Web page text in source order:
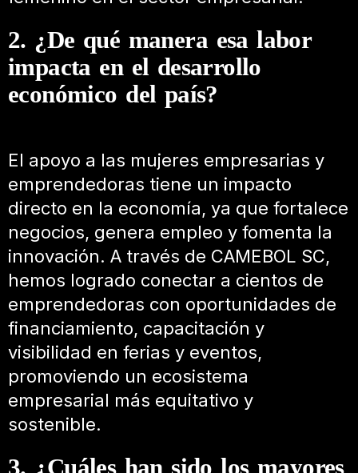
2. ¿De qué manera esa labor
impacta en el desarrollo
económico del país?
El apoyo a las mujeres empresarias y
emprendedoras tiene un impacto
directo en la economía, ya que fortalece
negocios, genera empleo y fomenta la
innovación. A través de CAMEBOL SC,
hemos logrado conectar a cientos de
emprendedoras con oportunidades de
financiamiento, capacitación y
visibilidad en ferias y eventos,
promoviendo un ecosistema
empresarial más equitativo y
sostenible.
3. ¿Cuáles han sido los mayores